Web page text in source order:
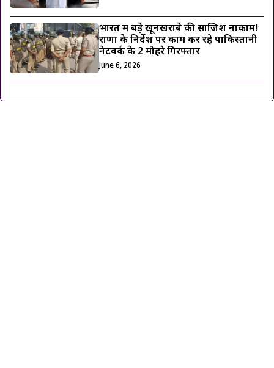
भारत में बड़े खूनखराबे की साजिश नाकाम!
राणा के निर्देश पर काम कर रहे पाकिस्तानी
नेटवर्क के 2 मोहरे गिरफ्तार
June 6, 2026